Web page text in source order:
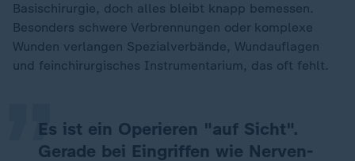
Basischirurgie, doch alles bleibt knapp bemessen.
Besonders schwere Verbrennungen oder komplexe
Wunden verlangen Spezialverbände, Wundauflagen
und feinchirurgisches Instrumentarium, das oft fehlt.
Es ist ein Operieren "auf Sicht".
Gerade bei Eingriffen wie Nerven-
„